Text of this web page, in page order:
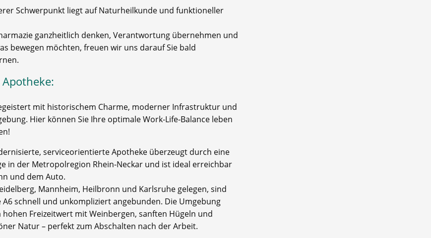
Schwerpunkt liegt auf Naturheilkunde und funktioneller
ganzheitlich denken, Verantwortung übernehmen und
bewegen möchten, freuen wir uns darauf Sie bald
mit historischem Charme, moderner Infrastruktur und
Hier können Sie Ihre optimale Work-Life-Balance leben
serviceorientierte Apotheke überzeugt durch eine
in der Metropolregion Rhein-Neckar und ist ideal erreichbar
und dem Auto.
Mannheim, Heilbronn und Karlsruhe gelegen, sind
schnell und unkompliziert angebunden. Die Umgebung
hohen Freizeitwert mit Weinbergen, sanften Hügeln und
Natur – perfekt zum Abschalten nach der Arbeit.